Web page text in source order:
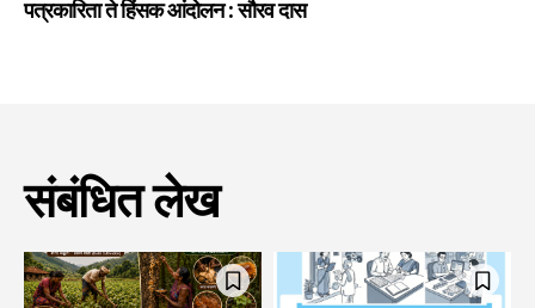
पत्रकारिता ते हिंसक आंदोलन : सौरव दास
संबंधित लेख